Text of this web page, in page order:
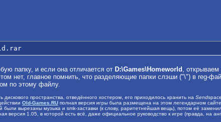
папку, и если она отличается от D:\Games\Homeworld ,
нет, главное помнить, что разделяющие папки слэши ("\") в reg-
по этому файлу.
пространства, отведённого хостером, его приходилось хранить на Send
Old-Games.RU полная версия игры была размещена на этом легендарном
были вырезаны музыка и smk-заставки (к слову, раритетнейшая вещь), потом её
версия 1.05, в которой есть всё, даже официальное руководство к игре (правда, на